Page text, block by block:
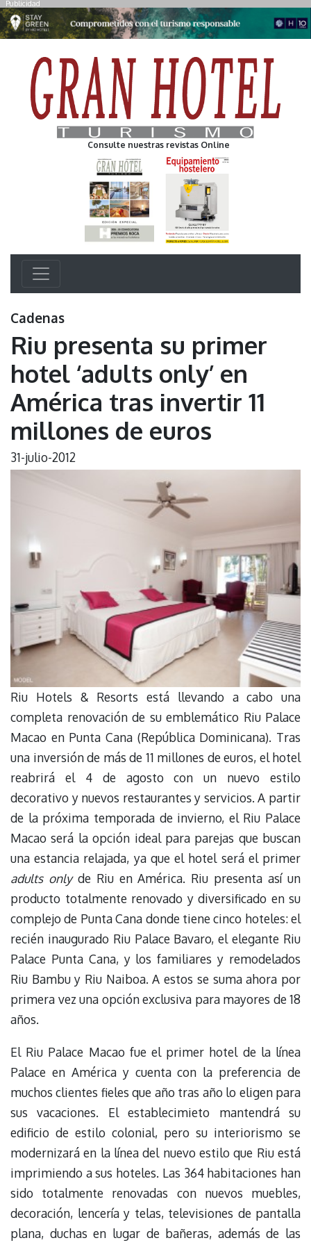
Publicidad
Consulte nuestras revistas Online
Cadenas
Riu presenta su primer
hotel ‘adults only’ en
América tras invertir 11
millones de euros
31-julio-2012
Riu Hotels & Resorts está llevando a cabo una
completa renovación de su emblemático Riu Palace
Macao en Punta Cana (República Dominicana). Tras
una inversión de más de 11 millones de euros, el hotel
reabrirá el 4 de agosto con un nuevo estilo
decorativo y nuevos restaurantes y servicios. A partir
de la próxima temporada de invierno, el Riu Palace
Macao será la opción ideal para parejas que buscan
una estancia relajada, ya que el hotel será el primer
adults onlyde Riu en América. Riu presenta así un
producto totalmente renovado y diversificado en su
complejo de Punta Cana donde tiene cinco hoteles: el
recién inaugurado Riu Palace Bavaro, el elegante Riu
Palace Punta Cana, y los familiares y remodelados
Riu Bambu y Riu Naiboa. A estos se suma ahora por
primera vez una opción exclusiva para mayores de 18
años.
El Riu Palace Macao fue el primer hotel de la línea
Palace en América y cuenta con la preferencia de
muchos clientes fieles que año tras año lo eligen para
sus vacaciones. El establecimieto mantendrá su
edificio de estilo colonial, pero su interiorismo se
modernizará en la línea del nuevo estilo que Riu está
imprimiendo a sus hoteles. Las 364 habitaciones han
sido totalmente renovadas con nuevos muebles,
decoración, lencería y telas, televisiones de pantalla
plana, duchas en lugar de bañeras, además de las